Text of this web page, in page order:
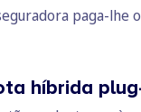
paga-lhe
híbrida